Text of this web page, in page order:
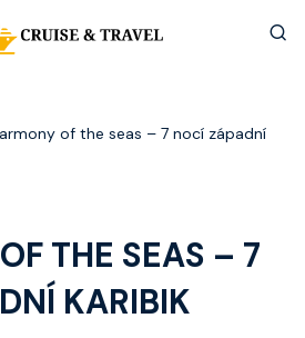
of the seas – 7 nocí západní
THE SEAS – 7
KARIBIK